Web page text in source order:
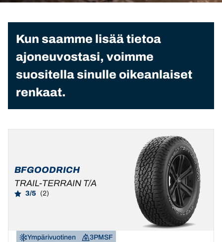
Kun saamme lisää tietoa
ajoneuvostasi, voimme
suositella sinulle oikeanlaiset
renkaat.
BFGOODRICH
TRAIL-TERRAIN T/A
3/5 (2)
Ympärivuotinen
3PMSF